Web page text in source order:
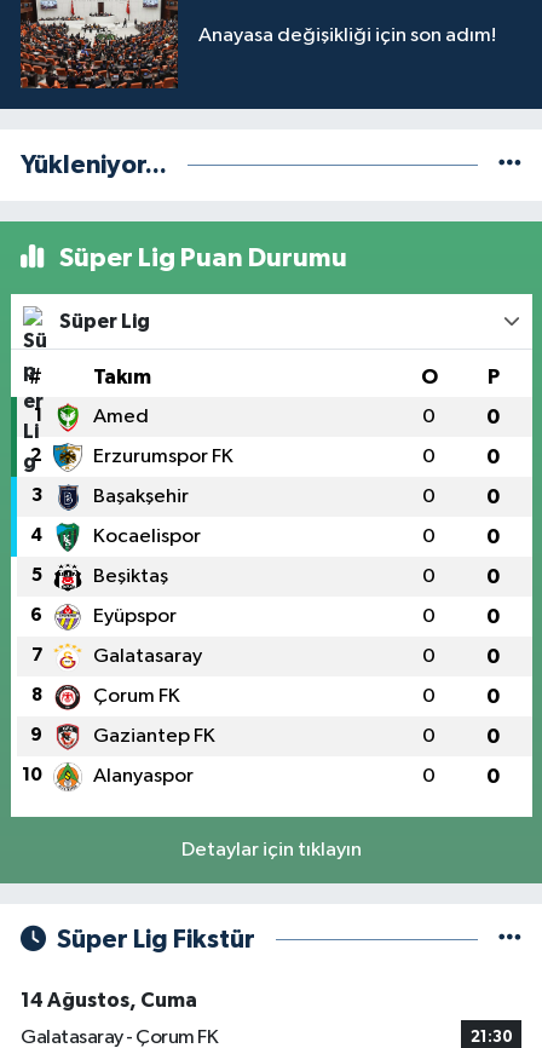
Anayasa değişikliği için son adım!
Yükleniyor...
Süper Lig Puan Durumu
Süper Lig
# Takım O P
1 Amed 0 0
2 Erzurumspor FK 0 0
3 Başakşehir 0 0
4 Kocaelispor 0 0
5 Beşiktaş 0 0
6 Eyüpspor 0 0
7 Galatasaray 0 0
8 Çorum FK 0 0
9 Gaziantep FK 0 0
10 Alanyaspor 0 0
Detaylar için tıklayın
Süper Lig Fikstür
14 Ağustos, Cuma
Galatasaray - Çorum FK
21:30